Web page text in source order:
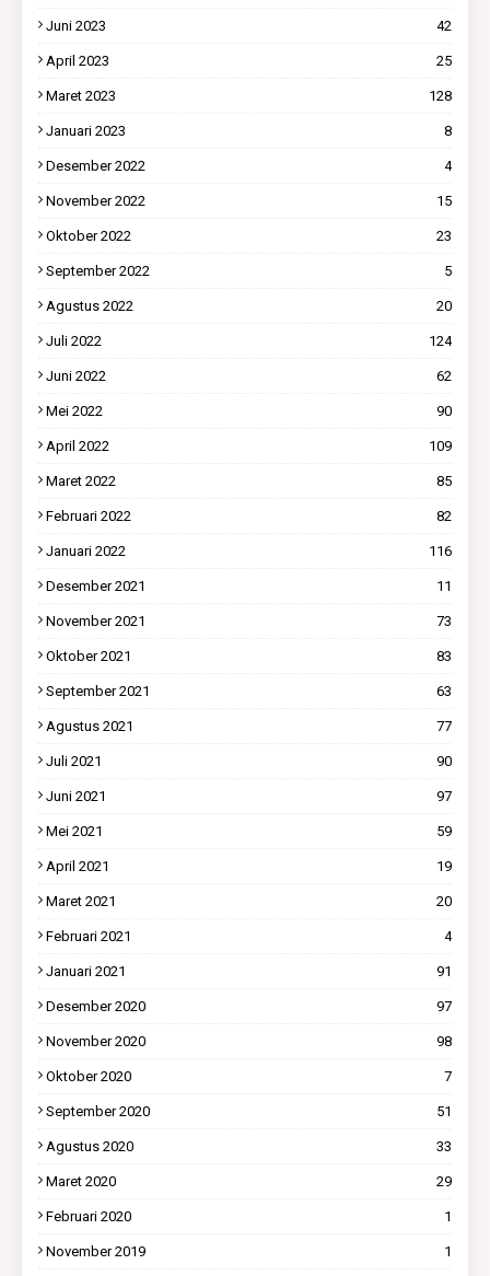
Juni 2023 42
April 2023 25
Maret 2023 128
Januari 2023 8
Desember 2022 4
November 2022 15
Oktober 2022 23
September 2022 5
Agustus 2022 20
Juli 2022 124
Juni 2022 62
Mei 2022 90
April 2022 109
Maret 2022 85
Februari 2022 82
Januari 2022 116
Desember 2021 11
November 2021 73
Oktober 2021 83
September 2021 63
Agustus 2021 77
Juli 2021 90
Juni 2021 97
Mei 2021 59
April 2021 19
Maret 2021 20
Februari 2021 4
Januari 2021 91
Desember 2020 97
November 2020 98
Oktober 2020 7
September 2020 51
Agustus 2020 33
Maret 2020 29
Februari 2020 1
November 2019 1